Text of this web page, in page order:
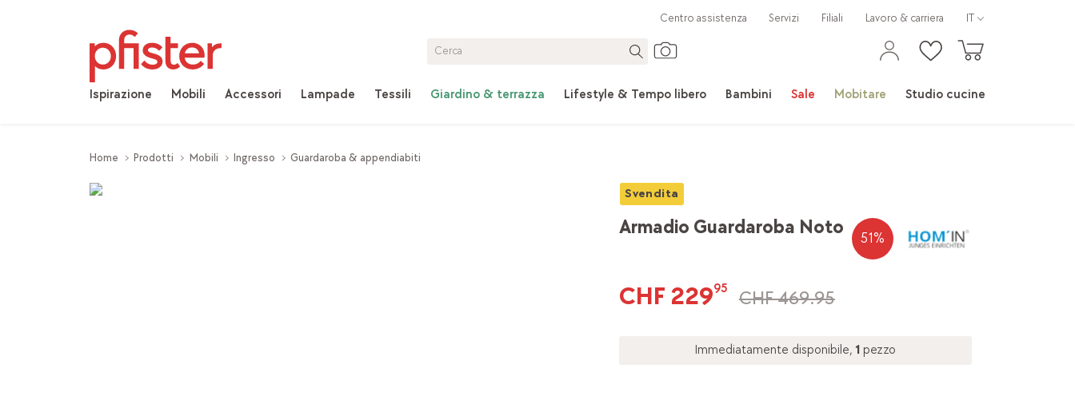
Ispirazione Mobili Accessori Lampade Tessili Giardino & terrazza Lifestyle & Tempo libero Bambini Sale Mobitare Studio cucine
Centro assistenza Servizi Filiali Lavoro & carriera IT
Home Prodotti Mobili Ingresso Guardaroba & appendiabiti
Svendita
Armadio Guardaroba Noto
51%
CHF 22995 CHF 469.95
Immediatamente disponibile,1 pezzo